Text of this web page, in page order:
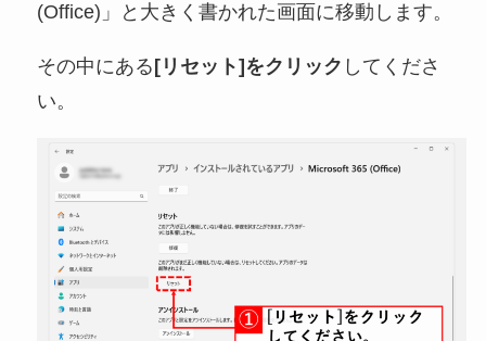
(Office)」と大きく書かれた画面に移動します。
その中にある [リセット]をクリック してくださ
い。